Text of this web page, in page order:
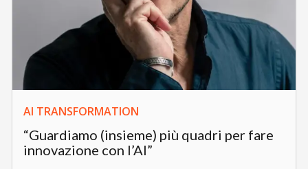
AI TRANSFORMATION
“Guardiamo (insieme) più quadri per fare
innovazione con l’AI”